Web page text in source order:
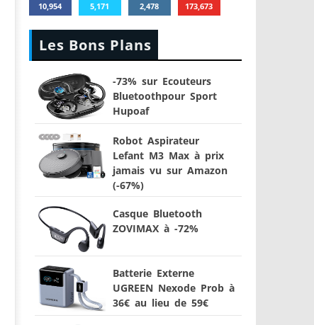
10,954 5,171 2,478 173,673
Les Bons Plans
-73% sur Ecouteurs
Bluetoothpour Sport
Hupoaf
Robot Aspirateur
Lefant M3 Max à prix
jamais vu sur Amazon
(-67%)
Casque Bluetooth
ZOVIMAX à -72%
Batterie Externe
UGREEN Nexode Prob à
36€ au lieu de 59€